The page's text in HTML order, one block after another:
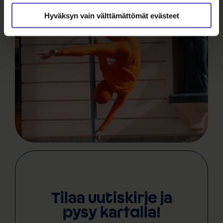
Hyväksyn vain välttämättömät evästeet
Tilaa uutiskirje ja
pysy kartalla!